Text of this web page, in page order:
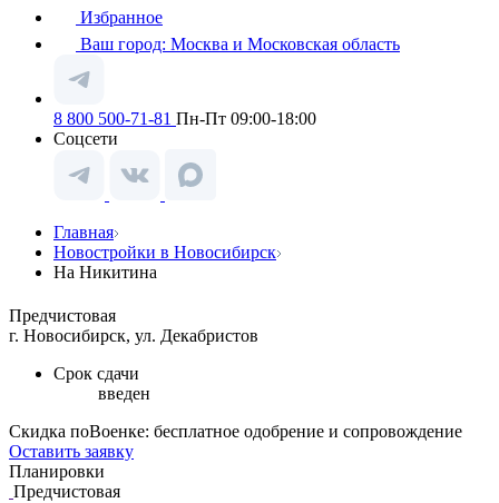
Избранное
Ваш город: Москва и Московская область
8 800 500-71-81 Пн-Пт 09:00-18:00
Соцсети
Главная
Новостройки в Новосибирск
На Никитина
Предчистовая
г. Новосибирск, ул. Декабристов
Срок сдачи
введен
Скидка поВоенке: бесплатное одобрение и сопровождение
Оставить заявку
Планировки
Предчистовая